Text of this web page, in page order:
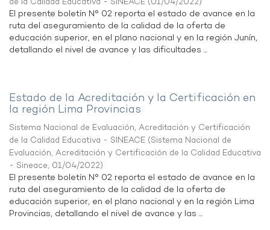
El presente boletín N° 02 reporta el estado de avance en la
ruta del aseguramiento de la calidad de la oferta de
educación superior, en el plano nacional y en la región Junín,
detallando el nivel de avance y las dificultades ...
Estado de la Acreditación y la Certificación en
la región Lima Provincias
Sistema Nacional de Evaluación, Acreditación y Certificación
de la Calidad Educativa - SINEACE (Sistema Nacional de
Evaluación, Acreditación y Certificación de la Calidad Educativa
- Sineace, 01/04/2022)
El presente boletín N° 02 reporta el estado de avance en la
ruta del aseguramiento de la calidad de la oferta de
educación superior, en el plano nacional y en la región Lima
Provincias, detallando el nivel de avance y las ...